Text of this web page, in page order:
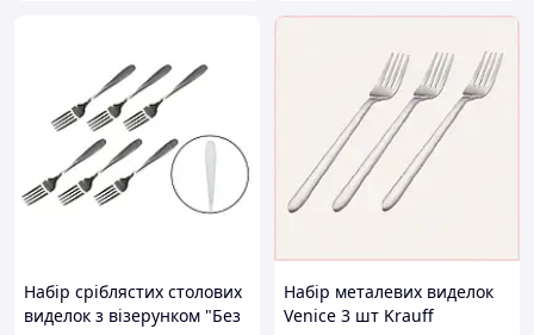
Набір сріблястих столових
виделок з візерунком "Без
Набір металевих виделок
Venice 3 шт Krauff